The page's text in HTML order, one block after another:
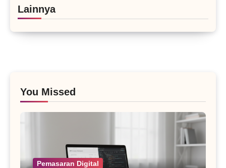
Lainnya
You Missed
Pemasaran Digital